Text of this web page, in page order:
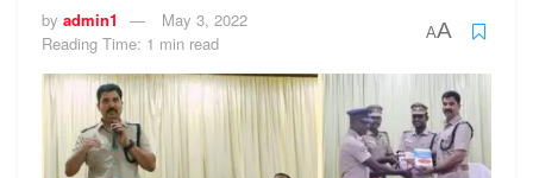
by admin1
May 3, 2022
Reading Time: 1 min read
AA